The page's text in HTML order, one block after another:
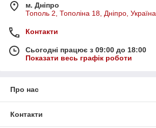
м. Дніпро
Тополь 2, Тополіна 18, Дніпро, Україна
Контакти
Сьогодні працює з 09:00 до 18:00
Показати весь графік роботи
Про нас
Контакти